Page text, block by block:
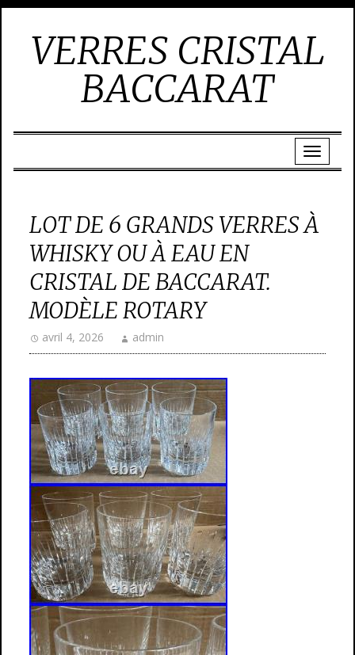
VERRES CRISTAL
BACCARAT
LOT DE 6 GRANDS VERRES À
WHISKY OU À EAU EN
CRISTAL DE BACCARAT.
MODÈLE ROTARY
avril 4, 2026 admin